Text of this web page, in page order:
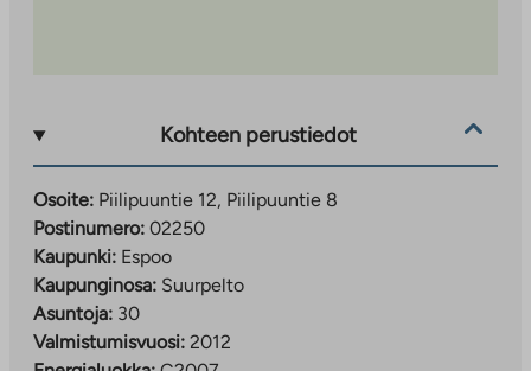
Kohteen perustiedot
Osoite: Piilipuuntie 12, Piilipuuntie 8
Postinumero: 02250
Kaupunki: Espoo
Kaupunginosa: Suurpelto
Asuntoja: 30
Valmistumisvuosi: 2012